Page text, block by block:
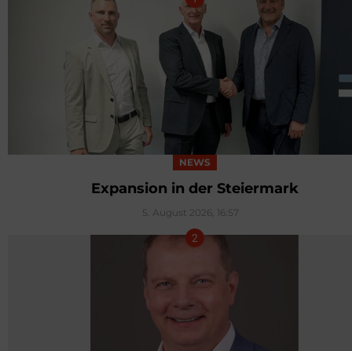
NEWS
Expansion in der Steiermark
5. August 2026, 16:57